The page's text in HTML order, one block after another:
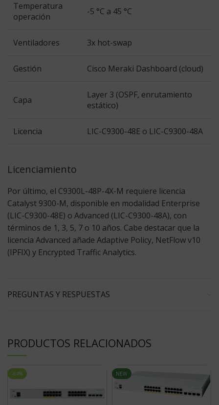
Temperatura
operación
-5 °C a 45 °C
Ventiladores 3x hot-swap
Gestión Cisco Meraki Dashboard (cloud)
Capa
Layer 3 (OSPF, enrutamiento
estático)
Licencia LIC-C9300-48E o LIC-C9300-48A
Licenciamiento
Por último, el C9300L-48P-4X-M requiere licencia
Catalyst 9300-M, disponible en modalidad Enterprise
(LIC-C9300-48E) o Advanced (LIC-C9300-48A), con
términos de 1, 3, 5, 7 o 10 años. Cabe destacar que la
licencia Advanced añade Adaptive Policy, NetFlow v10
(IPFIX) y Encrypted Traffic Analytics.
PREGUNTAS Y RESPUESTAS
PRODUCTOS RELACIONADOS
-64% NEW